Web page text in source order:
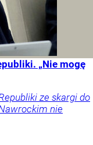
„Nie mogę
ze skargi do
nie